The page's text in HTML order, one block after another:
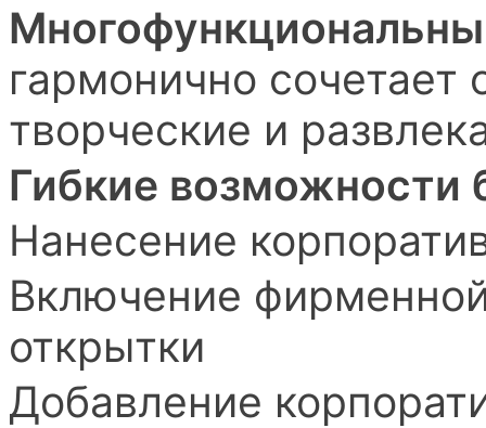
гармонично сочетает
творческие и
Гибкие возможности
Нанесение
Включение
открытки
Добавление